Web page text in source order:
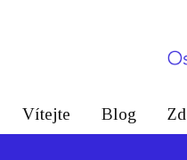
Vítejte Blog